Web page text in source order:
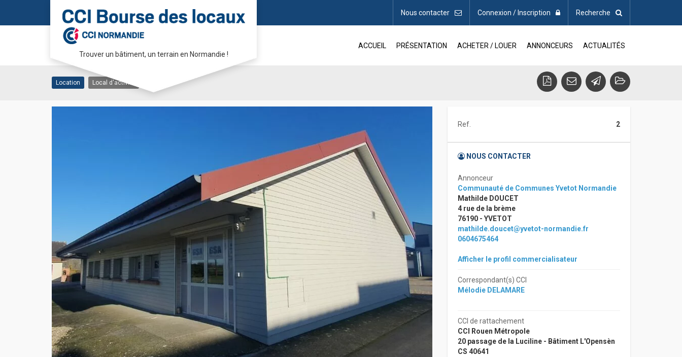
Nous contacter Connexion / Inscription Recherche
Trouver un bâtiment, un terrain en Normandie !
ACCUEIL PRÉSENTATION ACHETER / LOUER ANNONCEURS ACTUALITÉS
Local d’activité de 210 m2 à louer
76190 YVETOT
Location Local d'activité
Ref. 2
NOUS CONTACTER
Annonceur
Communauté de Communes Yvetot Normandie
Mathilde DOUCET
4 rue de la brème
76190 - YVETOT
mathilde.doucet@yvetot-normandie.fr
0604675464
Afficher le profil commercialisateur
Correspondant(s) CCI
Mélodie DELAMARE
CCI de rattachement
CCI Rouen Métropole
20 passage de la Luciline - Bâtiment L'Opensèn
CS 40641